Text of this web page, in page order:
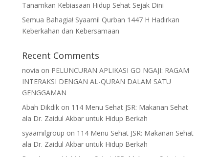
Tanamkan Kebiasaan Hidup Sehat Sejak Dini
Semua Bahagia! Syaamil Qurban 1447 H Hadirkan
Keberkahan dan Kebersamaan
Recent Comments
novia on PELUNCURAN APLIKASI GO NGAJI: RAGAM
INTERAKSI DENGAN AL-QURAN DALAM SATU
GENGGAMAN
Abah Dikdikon 114 Menu Sehat JSR: Makanan Sehat
ala Dr. Zaidul Akbar untuk Hidup Berkah
syaamilgroup on 114 Menu Sehat JSR: Makanan Sehat
ala Dr. Zaidul Akbar untuk Hidup Berkah